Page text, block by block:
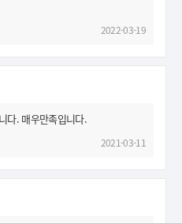
2022-03-19
다. 매우만족입니다.
2021-03-11